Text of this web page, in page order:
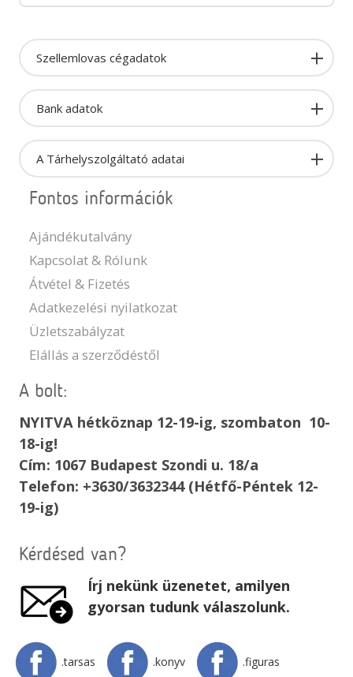
Szellemlovas cégadatok
Bank adatok
A Tárhelyszolgáltató adatai
Fontos információk
Ajándékutalvány
Kapcsolat & Rólunk
Átvétel & Fizetés
Adatkezelési nyilatkozat
Üzletszabályzat
Elállás a szerződéstől
A bolt:
NYITVA hétköznap 12-19-ig, szombaton 10-
18-ig!
Cím: 1067 Budapest Szondi u. 18/a
Telefon: +3630/3632344 (Hétfő-Péntek 12-
19-ig)
Kérdésed van?
Írj nekünk üzenetet, amilyen
gyorsan tudunk válaszolunk.
.tarsas .konyv .figuras